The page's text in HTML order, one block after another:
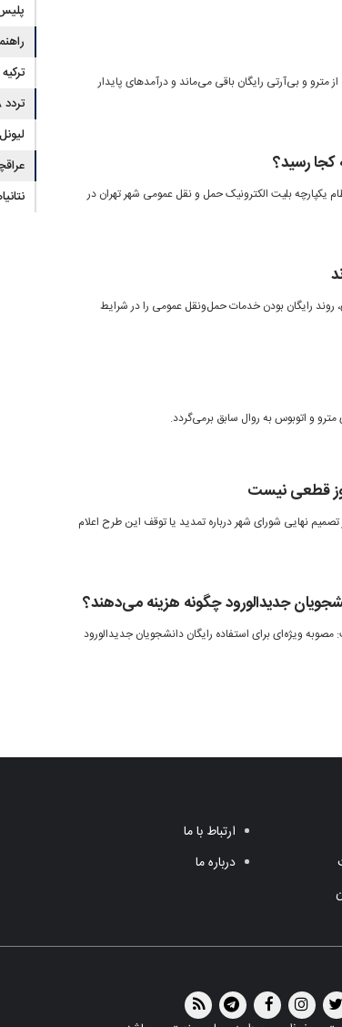
مترو و بی‌آرتی رایگان باقی می‌ماند و درآمدهای پایدار
کجا رسید؟
بلیت الکترونیک حمل و نقل عمومی شهر تهران در
رایگان بودن خدمات حمل‌ونقل عمومی را در شرایط
و اتوبوس به روال سابق برمی‌گردد.
قطعی نیست
نهایی شورای شهر درباره تمدید یا توقف این طرح اعلام
جدیدالورود چگونه هزینه می‌دهند؟
ویژه‌ای برای استفاده رایگان دانشجویان جدیدالورود
تردد ۶۸ هزار نفر از مرز مهران طی شبانه روز گذشته
ایران
ارتباط با ما
درباره ما